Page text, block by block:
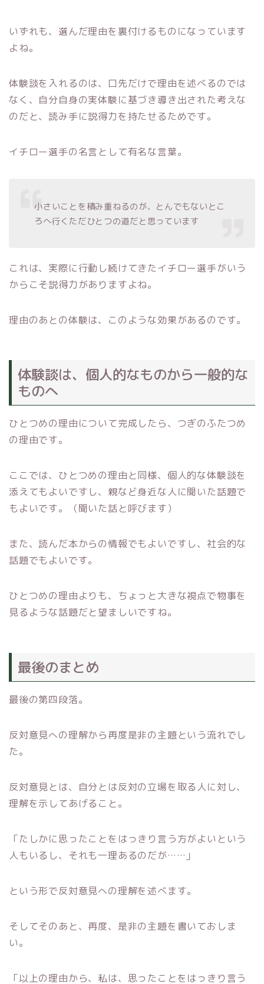
いずれも、選んだ理由を裏付けるものになっています
よね。
体験談を入れるのは、口先だけで理由を述べるのでは
なく、自分自身の実体験に基づき導き出された考えな
のだと、読み手に説得力を持たせるためです。
イチロー選手の名言として有名な言葉。
小さいことを積み重ねるのが、とんでもないとこ
ろへ行くただひとつの道だと思っています
これは、実際に行動し続けてきたイチロー選手がいう
からこそ説得力がありますよね。
理由のあとの体験は、このような効果があるのです。
体験談は、個人的なものから一般的な
ものへ
ひとつめの理由について完成したら、つぎのふたつめ
の理由です。
ここでは、ひとつめの理由と同様、個人的な体験談を
添えてもよいですし、親など身近な人に聞いた話題で
もよいです。（聞いた話と呼びます）
また、読んだ本からの情報でもよいですし、社会的な
話題でもよいです。
ひとつめの理由よりも、ちょっと大きな視点で物事を
見るような話題だと望ましいですね。
最後のまとめ
最後の第四段落。
反対意見への理解から再度是非の主題という流れでし
た。
反対意見とは、自分とは反対の立場を取る人に対し、
理解を示してあげること。
「たしかに思ったことをはっきり言う方がよいという
人もいるし、それも一理あるのだが……」
という形で反対意見への理解を述べます。
そしてそのあと、再度、是非の主題を書いておしま
い。
「以上の理由から、私は、思ったことをはっきり言う